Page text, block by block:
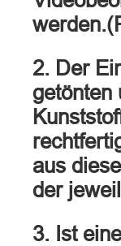
2. Der
getönten
aus
der
3. Ist